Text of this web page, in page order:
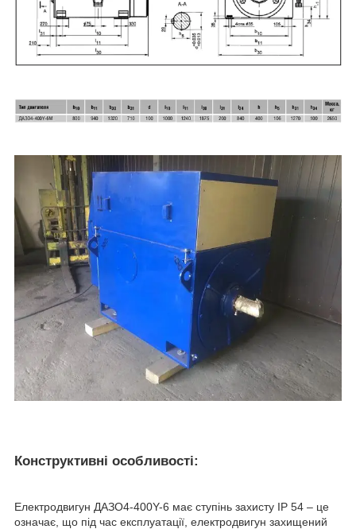
Конструктивні особливості:
Електродвигун ДАЗО4-400Y-6 має ступінь захисту IP 54 – це
означає, що під час експлуатації, електродвигун захищений